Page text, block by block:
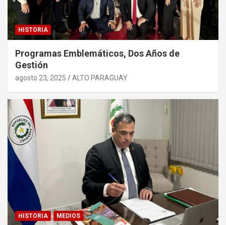
HISTORIA
Programas Emblemáticos, Dos Años de
Gestión
agosto 23, 2025 ALTO PARAGUAY
HISTORIA MEDIOS